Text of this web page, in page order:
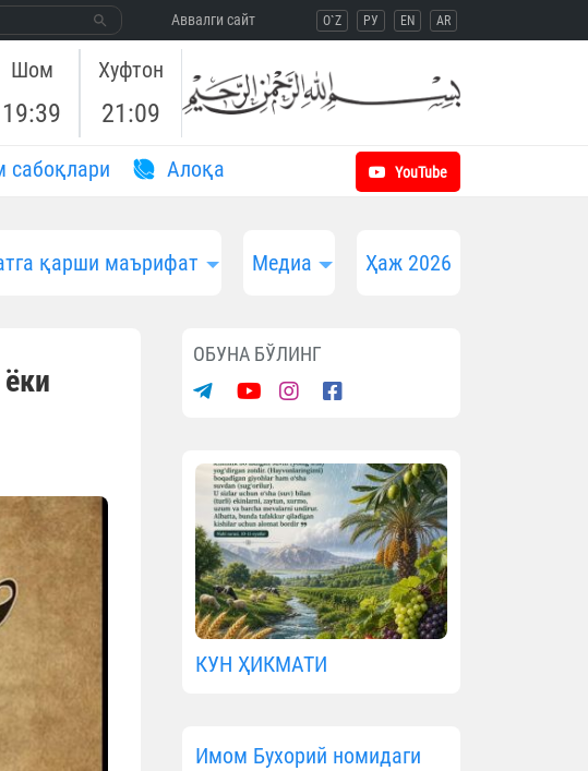
Aввалги сайт O`Z РУ EN AR
Шом
19:39
Хуфтон
21:09
сабоқлари Aлоқа YouTube
қарши маърифат Медиа Ҳаж 2026
ОБУНА БЎЛИНГ
КУН ҲИКМАТИ
Имом Бухорий номидаги